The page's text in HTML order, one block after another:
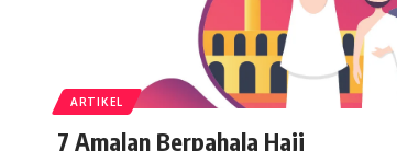
ARTIKEL
7 Amalan Berpahala Haji